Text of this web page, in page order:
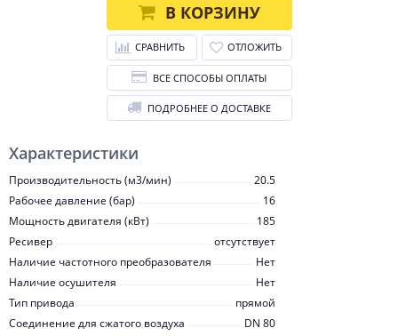
Характеристики
Производительность (м3/мин)
20.5
Рабочее давление (бар)
16
Мощность двигателя (кВт)
185
Ресивер
отсутствует
Наличие частотного преобразователя
Нет
Наличие осушителя
Нет
Тип привода
прямой
Соединение для сжатого воздуха
DN 80
В КОРЗИНУ
СРАВНИТЬ ОТЛОЖИТЬ
ВСЕ СПОСОБЫ ОПЛАТЫ
ПОДРОБНЕЕ О ДОСТАВКЕ